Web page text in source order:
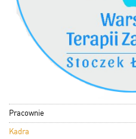
Pracownie
Kadra